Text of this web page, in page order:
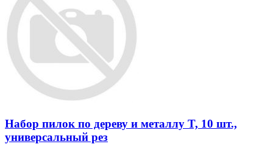
Набор пилок по дереву и металлу T, 10 шт.,
универсальный рез